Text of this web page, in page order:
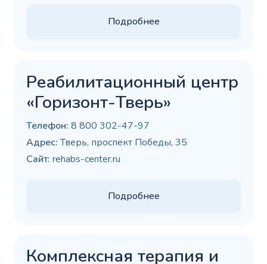
Подробнее
Реабилитационный центр
«Горизонт-Тверь»
Телефон: 8 800 302-47-97
Адрес:Тверь, проспект Победы, 35
Сайт: rehabs-center.ru
Подробнее
Комплексная терапия и